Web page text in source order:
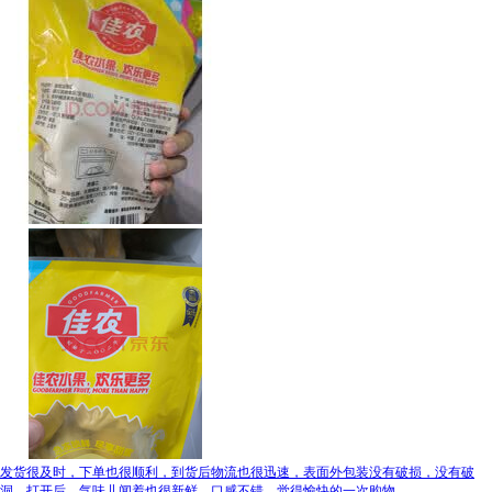
发货很及时，下单也很顺利，到货后物流也很迅速，表面外包装没有破损，没有破